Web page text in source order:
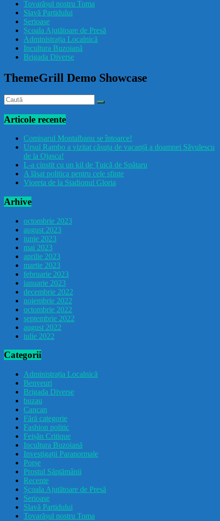
drăcușorulbuzoian
Tovarășul nostru Toma
Slavă Partidului
Serioase
Școala Ajutătoare de Presă
Administrația Localnică
Incultura Buzoiană
Brigada Diverse
ThemeGrill Demo Showcase
Articole recente
Comisarul Montalbanu se întoarce!
Ursul Rambo a vizitat căsuța de vacanță a doamnei Săvulescu
de la Ojasca!
L-a cinstit cu un kil de Țuică de Spătaru
A lăsat politica pentru cele sfinte
Vioreta de la Stadionul Gloria
Arhive
octombrie 2023
august 2023
iunie 2023
mai 2023
aprilie 2023
martie 2023
februarie 2023
ianuarie 2023
decembrie 2022
noiembrie 2022
octombrie 2022
septembrie 2022
august 2022
iulie 2022
Categorii
Administrația Localnică
Benveuri
Brigada Diverse
buzau
Cancan
Fără categorie
Fashion politic
Feișăn Critique
Incultura Buzoiană
Investigații Paranormale
Porșe
Prostul Săptămânii
Recente
Școala Ajutătoare de Presă
Serioase
Slavă Partidului
Tovarășul nostru Toma